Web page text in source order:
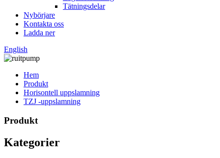
Tätningsdelar
Nybörjare
Kontakta oss
Ladda ner
English
Hem
Produkt
Horisontell uppslamning
TZJ -uppslamning
Produkt
Kategorier